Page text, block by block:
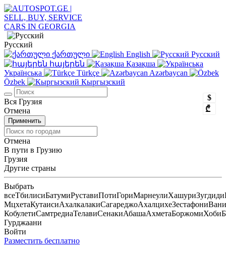
Русский
ქართული
English
Русский
հայերեն
Қазақша
Українська
Türkçe
Azərbaycan
Özbek
Кыргызский
$
₾
Вся Грузия
Отмена
Применить
Отмена
В пути в Грузию
Грузия
Другие страны
Выбрать
всеТбилисиБатумиРуставиПотиГориМарнеулиХашуриЗугдиди
МцхетаКутаисиАхалкалакиСагареджоАхалцихеЗестафониВани
КобулетиСамтредиаТелавиСенакиАбашаАхметаБоржомиХоби
Гурджаани
Войти
Разместить бесплатно